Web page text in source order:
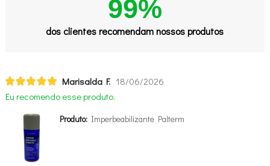
99%
dos clientes recomendam nossos produtos
Marisalda F. 18/06/2026
Eu recomendo esse produto.
Produto:Imperbeabilizante Palterm